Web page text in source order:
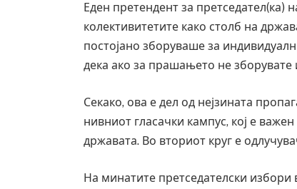
Еден претендент за
колективитетите како столб на
постојано зборуваше за
дека ако за прашањето не зборувате
Секако, ова е дел од нејзината
нивниот гласачки кампус, кој е
државата. Во вториот круг е
На минатите претседателски избори
завиткан како роденденски